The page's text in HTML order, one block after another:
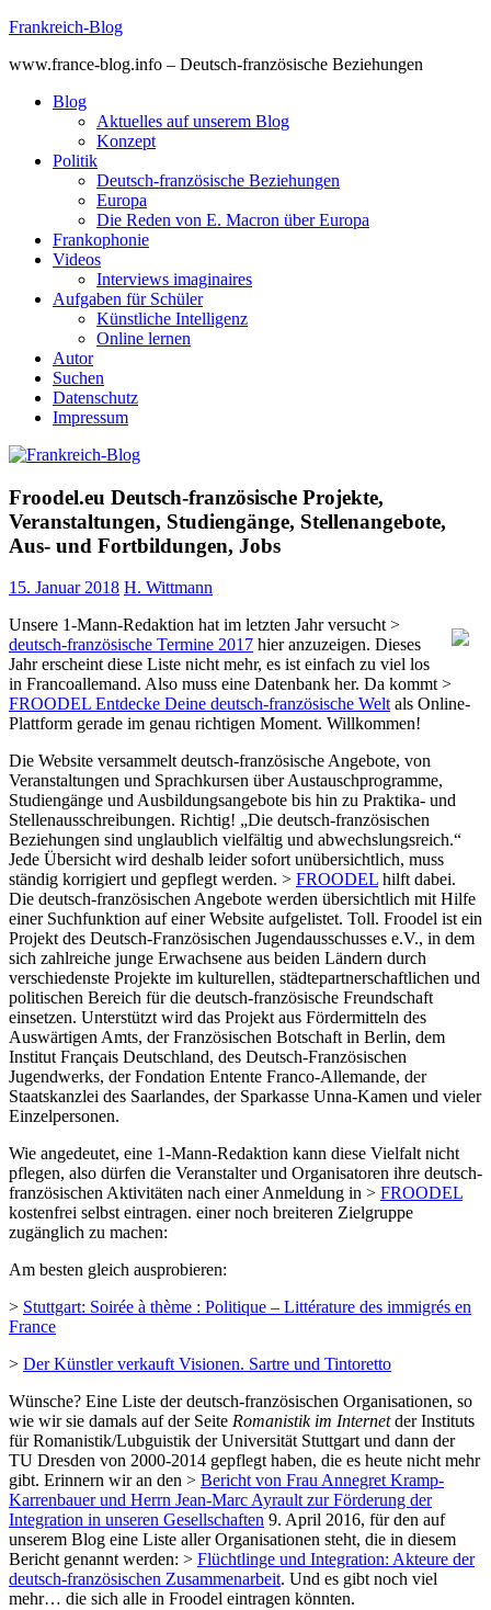
Skip
content
Frankreich-Blog
www.france-blog.info – Deutsch-französische Beziehungen
Blog
Aktuelles auf unserem Blog
Konzept
Politik
Deutsch-französische Beziehungen
Europa
Die Reden von E. Macron über Europa
Frankophonie
Videos
Interviews imaginaires
Aufgaben für Schüler
Künstliche Intelligenz
Online lernen
Autor
Suchen
Datenschutz
Impressum
Froodel.eu Deutsch-französische Projekte,
Veranstaltungen, Studiengänge, Stellenangebote,
Aus- und Fortbildungen, Jobs
15. Januar 2018 H. Wittmann
Unsere 1-Mann-Redaktion hat im letzten Jahr versucht >
deutsch-französische Termine 2017 hier anzuzeigen. Dieses
Jahr erscheint diese Liste nicht mehr, es ist einfach zu viel los
in Francoallemand. Also muss eine Datenbank her. Da kommt >
FROODEL Entdecke Deine deutsch-französische Weltals Online-
Plattform gerade im genau richtigen Moment. Willkommen!
Die Website versammelt deutsch-französische Angebote, von
Veranstaltungen und Sprachkursen über Austauschprogramme,
Studiengänge und Ausbildungsangebote bis hin zu Praktika- und
Stellenausschreibungen. Richtig! „Die deutsch-französischen
Beziehungen sind unglaublich vielfältig und abwechslungsreich.“
Jede Übersicht wird deshalb leider sofort unübersichtlich, muss
ständig korrigiert und gepflegt werden. > FROODEL hilft dabei.
Die deutsch-französischen Angebote werden übersichtlich mit Hilfe
einer Suchfunktion auf einer Website aufgelistet. Toll. Froodel ist ein
Projekt des Deutsch-Französischen Jugendausschusses e.V., in dem
sich zahlreiche junge Erwachsene aus beiden Ländern durch
verschiedenste Projekte im kulturellen, städtepartnerschaftlichen und
politischen Bereich für die deutsch-französische Freundschaft
einsetzen. Unterstützt wird das Projekt aus Fördermitteln des
Auswärtigen Amts, der Französischen Botschaft in Berlin, dem
Institut Français Deutschland, des Deutsch-Französischen
Jugendwerks, der Fondation Entente Franco-Allemande, der
Staatskanzlei des Saarlandes, der Sparkasse Unna-Kamen und vieler
Einzelpersonen.
Wie angedeutet, eine 1-Mann-Redaktion kann diese Vielfalt nicht
pflegen, also dürfen die Veranstalter und Organisatoren ihre deutsch-
französischen Aktivitäten nach einer Anmeldung in > FROODEL
kostenfrei selbst eintragen. einer noch breiteren Zielgruppe
zugänglich zu machen:
Am besten gleich ausprobieren:
> Stuttgart: Soirée à thème : Politique – Littérature des immigrés en
France
> Der Künstler verkauft Visionen. Sartre und Tintoretto
Wünsche? Eine Liste der deutsch-französischen Organisationen, so
wie wir sie damals auf der Seite Romanistik im Internetder Instituts
für Romanistik/Lubguistik der Universität Stuttgart und dann der
TU Dresden von 2000-2014 gepflegt haben, die es heute nicht mehr
gibt. Erinnern wir an den > Bericht von Frau Annegret Kramp-
Karrenbauer und Herrn Jean-Marc Ayrault zur Förderung der
Integration in unseren Gesellschaften 9. April 2016, für den auf
unserem Blog eine Liste aller Organisationen steht, die in diesem
Bericht genannt werden: > Flüchtlinge und Integration: Akteure der
deutsch-französischen Zusammenarbeit. Und es gibt noch viel
mehr… die sich alle in Froodel eintragen könnten.